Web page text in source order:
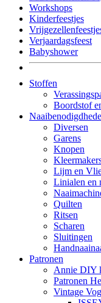
Workshops
Kinderfeestjes
Verjaardagsfeest
Babyshower
Stoffen
Boordstof
Diversen
Garens
Knopen
Lijm en
Linialen en
Quilten
Ritsen
Scharen
Sluitingen
Patronen
Annie DIY
Patronen
Vintage